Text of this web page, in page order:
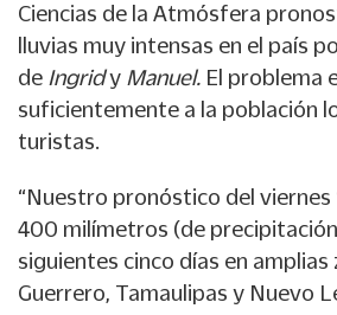
Ciencias de la Atmósfera
lluvias muy intensas en el país
de Ingridy Manuel. El problema
suficientemente a la población
turistas.
“Nuestro pronóstico del
400 milímetros (de
siguientes cinco días en amplias
Guerrero, Tamaulipas y Nuevo